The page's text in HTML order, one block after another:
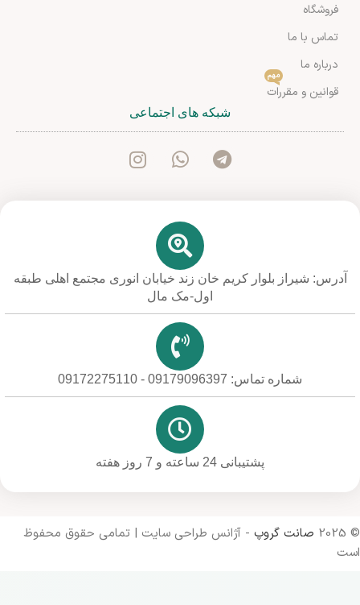
فروشگاه
تماس با ما
درباره ما
قوانین و مقررات
مهم
شبکه های اجتماعی
آدرس: شیراز بلوار کریم خان زند خیابان انوری مجتمع اهلی طبقه
اول-مک مال
شماره تماس: 09179096397 - 09172275110
پشتیبانی 24 ساعته و 7 روز هفته
© 2025 صانت گروپ - آژانس طراحی سایت | تمامی حقوق محفوظ
است